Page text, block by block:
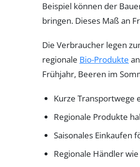
Beispiel können der
bringen. Dieses Maß an
Die Verbraucher legen
regionale Bio-Produkte
Frühjahr, Beeren im
Kurze Transportwege
Regionale Produkte
Saisonales Einkaufen
Regionale Händler